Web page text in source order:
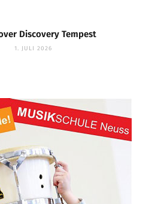
Discovery Tempest
1. JULI 2026